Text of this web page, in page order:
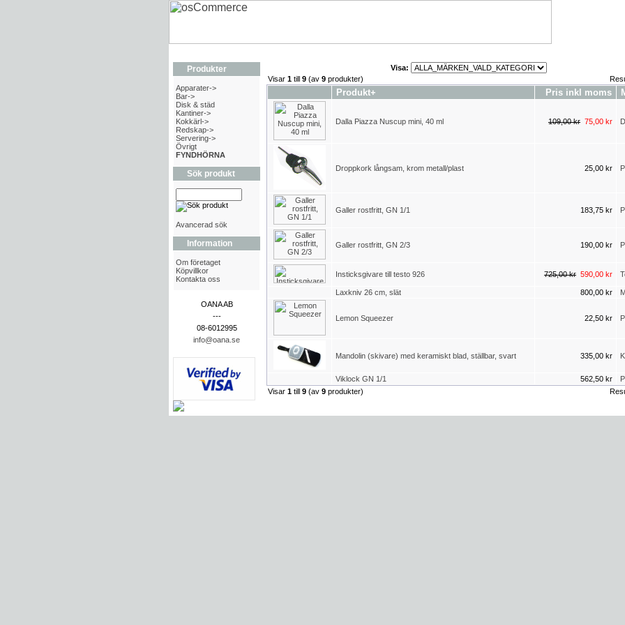
Produkter
Apparater->
Bar->
Disk & städ
Kantiner->
Kokkärl->
Redskap->
Servering->
Övrigt
FYNDHÖRNA
Sök produkt
Avancerad sök
Information
Om företaget
Köpvillkor
Kontakta oss
OANA AB
---
08-6012995
info@oana.se
Visa:
Visar 1 till 9 (av 9 produkter)
Produkt+ Pris inkl moms
Dalla Piazza Nuscup mini, 40 ml 109,00 kr 75,00 kr
Droppkork långsam, krom metall/plast 25,00 kr
Galler rostfritt, GN 1/1 183,75 kr
Galler rostfritt, GN 2/3 190,00 kr
Insticksgivare till testo 926 725,00 kr 590,00 kr
Laxkniv 26 cm, slät 800,00 kr
Lemon Squeezer 22,50 kr
Mandolin (skivare) med keramiskt blad, ställbar, svart 335,00 kr
Viklock GN 1/1 562,50 kr
Visar 1 till 9 (av 9 produkter)